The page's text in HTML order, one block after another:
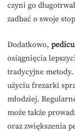
czyni go
zadbać o swoje
Dodatkowo,
osiągnięcia
tradycyjne
użyciu frezarki
młodziej.
może także
oraz zwiększenia